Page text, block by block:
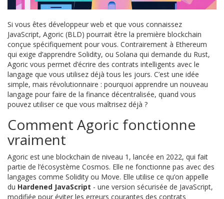
Si vous êtes développeur web et que vous connaissez
JavaScript, Agoric (BLD) pourrait être la première blockchain
conçue spécifiquement pour vous. Contrairement à Ethereum
qui exige d’apprendre Solidity, ou Solana qui demande du Rust,
Agoric vous permet d’écrire des contrats intelligents avec le
langage que vous utilisez déjà tous les jours. C’est une idée
simple, mais révolutionnaire : pourquoi apprendre un nouveau
langage pour faire de la finance décentralisée, quand vous
pouvez utiliser ce que vous maîtrisez déjà ?
Comment Agoric fonctionne
vraiment
Agoric est une blockchain de niveau 1, lancée en 2022, qui fait
partie de l’écosystème Cosmos. Elle ne fonctionne pas avec des
langages comme Solidity ou Move. Elle utilise ce qu’on appelle
du Hardened JavaScript - une version sécurisée de JavaScript,
modifiée pour éviter les erreurs courantes des contrats